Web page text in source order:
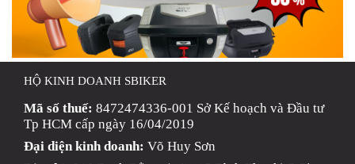
HỘ KINH DOANH SBIKER
Mã số thuế: 8472474336-001 Sở Kế hoạch và Đầu tư
Tp HCM cấp ngày 16/04/2019
Đại diện kinh doanh: Võ Huy Sơn